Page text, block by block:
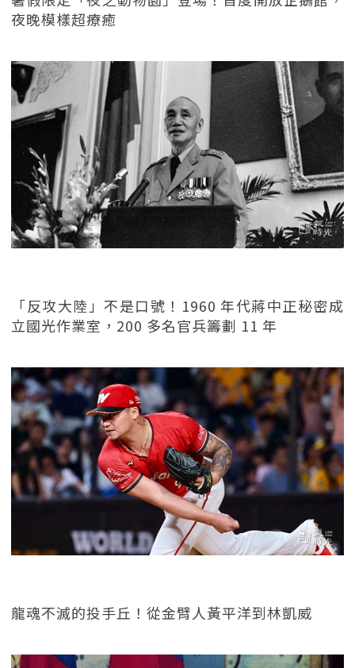
夜晚模樣超療癒
「反攻大陸」不是口號！1960 年代蔣中正秘密成
立國光作業室，200 多名官兵籌劃 11 年
龍魂不滅的投手丘！從金臂人黃平洋到林凱威